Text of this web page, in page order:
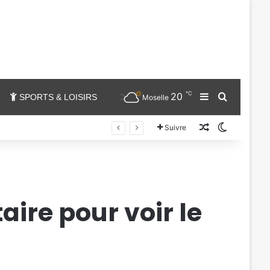
SPORTS & LOISIRS Moselle 20℃ SidebarChercher
Suivre Un article au
pour voir le